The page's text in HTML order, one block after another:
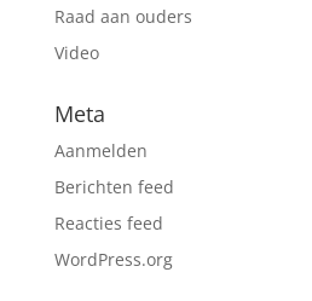
Raad aan ouders
Video
Meta
Aanmelden
Berichten feed
Reacties feed
WordPress.org